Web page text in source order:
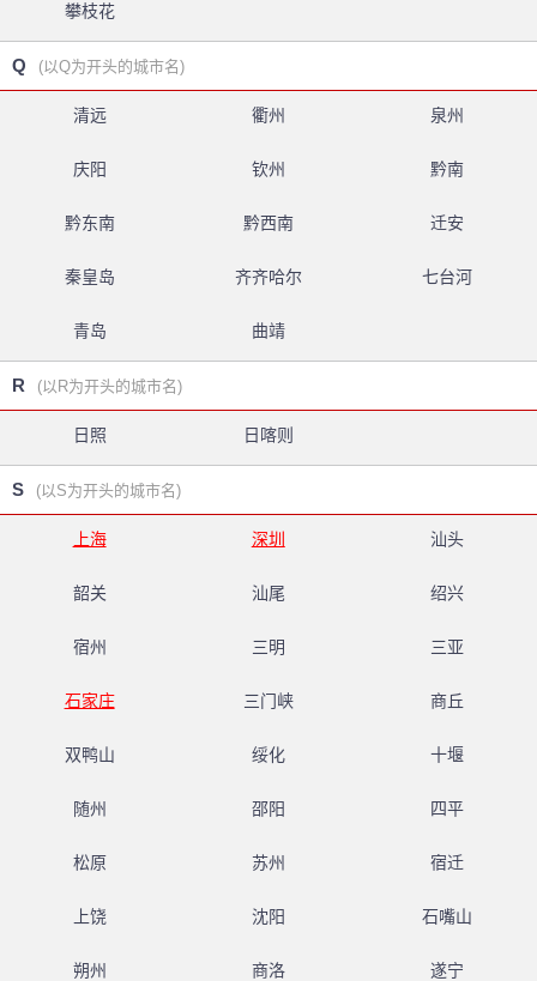
攀枝花
Q (以Q为开头的城市名)
清远 衢州 泉州
庆阳 钦州 黔南
黔东南 黔西南 迁安
秦皇岛 齐齐哈尔 七台河
青岛 曲靖
R (以R为开头的城市名)
日照 日喀则
S (以S为开头的城市名)
上海 深圳 汕头
韶关 汕尾 绍兴
宿州 三明 三亚
石家庄 三门峡 商丘
双鸭山 绥化 十堰
随州 邵阳 四平
松原 苏州 宿迁
上饶 沈阳 石嘴山
朔州 商洛 遂宁